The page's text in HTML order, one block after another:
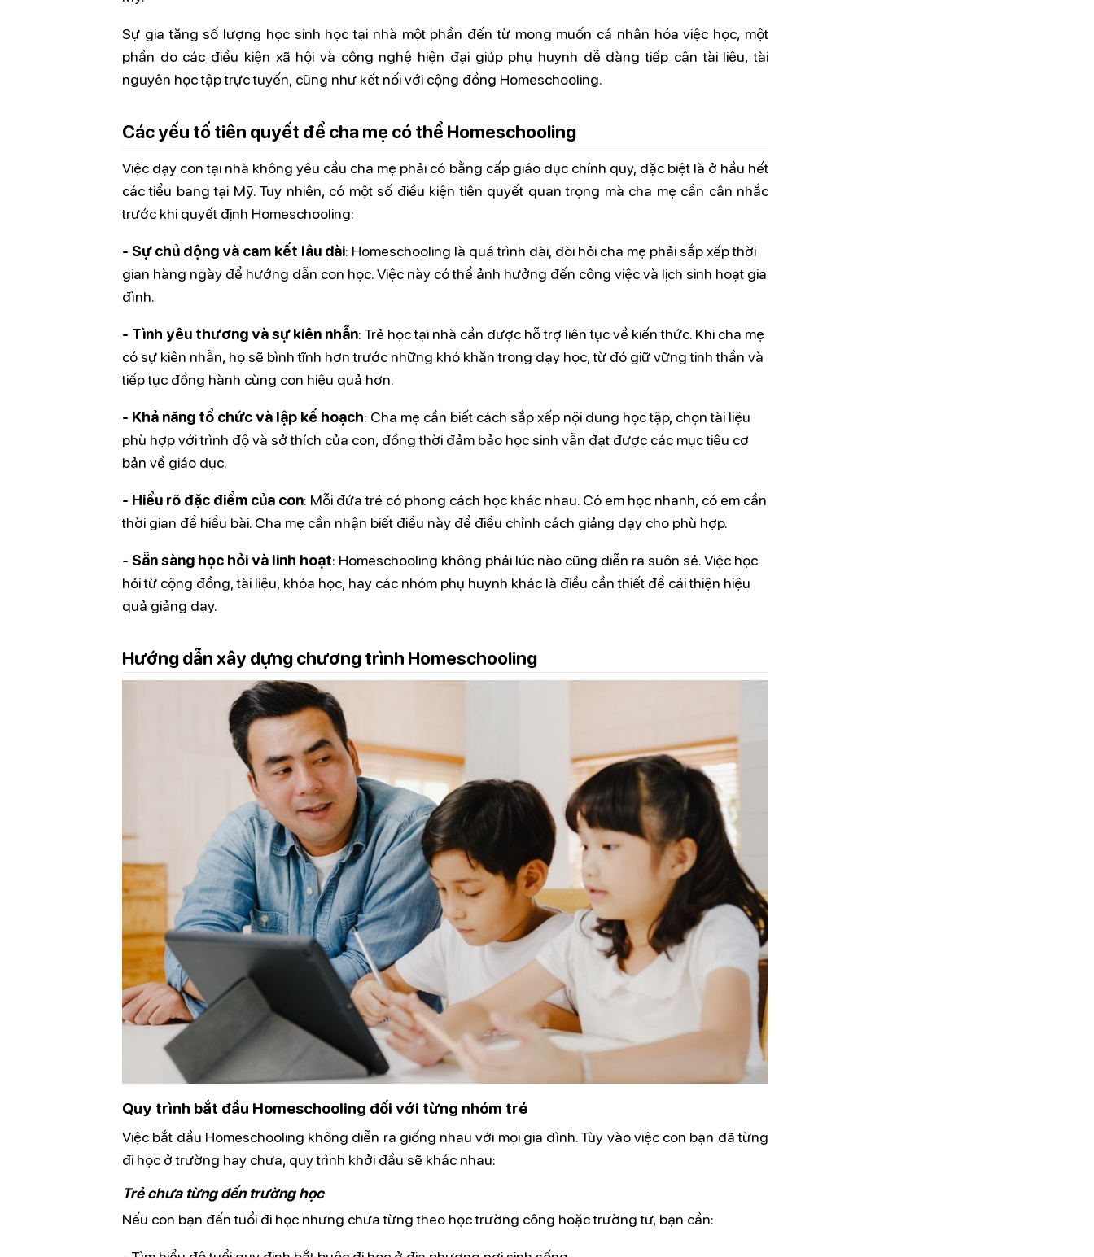
Sự gia tăng số lượng học sinh học tại nhà một phần đến từ mong muốn cá nhân hóa việc học, một
phần do các điều kiện xã hội và công nghệ hiện đại giúp phụ huynh dễ dàng tiếp cận tài liệu, tài
nguyên học tập trực tuyến, cũng như kết nối với cộng đồng Homeschooling.
Các yếu tố tiên quyết để cha mẹ có thể Homeschooling
Việc dạy con tại nhà không yêu cầu cha mẹ phải có bằng cấp giáo dục chính quy, đặc biệt là ở hầu hết
các tiểu bang tại Mỹ. Tuy nhiên, có một số điều kiện tiên quyết quan trọng mà cha mẹ cần cân nhắc
trước khi quyết định Homeschooling:
- Sự chủ động và cam kết lâu dài: Homeschooling là quá trình dài, đòi hỏi cha mẹ phải sắp xếp thời
gian hàng ngày để hướng dẫn con học. Việc này có thể ảnh hưởng đến công việc và lịch sinh hoạt gia
đình.
- Tình yêu thương và sự kiên nhẫn: Trẻ học tại nhà cần được hỗ trợ liên tục về kiến thức. Khi cha mẹ
có sự kiên nhẫn, họ sẽ bình tĩnh hơn trước những khó khăn trong dạy học, từ đó giữ vững tinh thần và
tiếp tục đồng hành cùng con hiệu quả hơn.
- Khả năng tổ chức và lập kế hoạch: Cha mẹ cần biết cách sắp xếp nội dung học tập, chọn tài liệu
phù hợp với trình độ và sở thích của con, đồng thời đảm bảo học sinh vẫn đạt được các mục tiêu cơ
bản về giáo dục.
- Hiểu rõ đặc điểm của con: Mỗi đứa trẻ có phong cách học khác nhau. Có em học nhanh, có em cần
thời gian để hiểu bài. Cha mẹ cần nhận biết điều này để điều chỉnh cách giảng dạy cho phù hợp.
- Sẵn sàng học hỏi và linh hoạt: Homeschooling không phải lúc nào cũng diễn ra suôn sẻ. Việc học
hỏi từ cộng đồng, tài liệu, khóa học, hay các nhóm phụ huynh khác là điều cần thiết để cải thiện hiệu
quả giảng dạy.
Hướng dẫn xây dựng chương trình Homeschooling
Quy trình bắt đầu Homeschooling đối với từng nhóm trẻ
Việc bắt đầu Homeschooling không diễn ra giống nhau với mọi gia đình. Tùy vào việc con bạn đã từng
đi học ở trường hay chưa, quy trình khởi đầu sẽ khác nhau:
Trẻ chưa từng đến trường học
Nếu con bạn đến tuổi đi học nhưng chưa từng theo học trường công hoặc trường tư, bạn cần: